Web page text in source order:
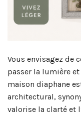
Vous envisagez de
passer la lumière et
maison diaphane
architectural,
valorise la clarté et